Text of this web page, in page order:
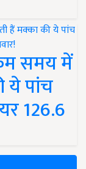
समय में
ये पांच
126.6